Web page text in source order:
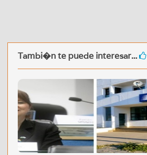
Tambi�n te puede interesar...